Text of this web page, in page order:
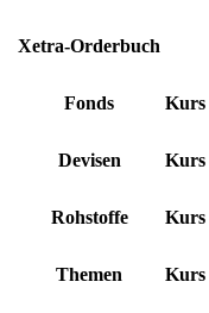
Xetra-Orderbuch
Fonds Kurs
Devisen Kurs
Rohstoffe Kurs
Themen Kurs